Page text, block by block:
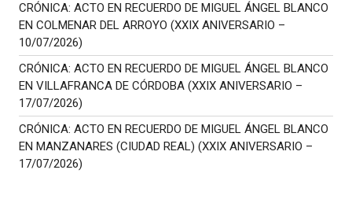
CRÓNICA: ACTO EN RECUERDO DE MIGUEL ÁNGEL BLANCO
EN COLMENAR DEL ARROYO (XXIX ANIVERSARIO –
10/07/2026)
CRÓNICA: ACTO EN RECUERDO DE MIGUEL ÁNGEL BLANCO
EN VILLAFRANCA DE CÓRDOBA (XXIX ANIVERSARIO –
17/07/2026)
CRÓNICA: ACTO EN RECUERDO DE MIGUEL ÁNGEL BLANCO
EN MANZANARES (CIUDAD REAL) (XXIX ANIVERSARIO –
17/07/2026)